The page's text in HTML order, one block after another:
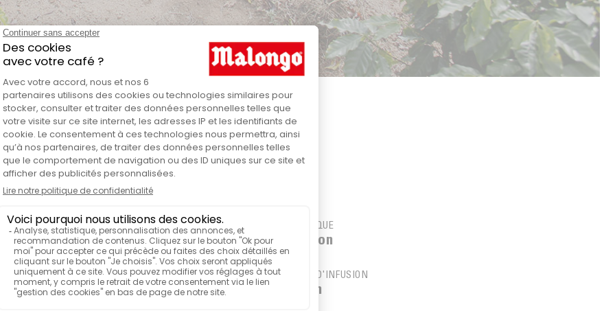
en
Malongo
Étui
Bio
BOTANIQUE
Infusion
TEMPS D'INFUSION
15 min